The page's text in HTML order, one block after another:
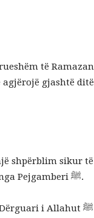
të
gjashtë
shpërblim sikur
një vit të tërë, siç është transmetuar në një hadith sahih nga Pejgamberi ﷺ.